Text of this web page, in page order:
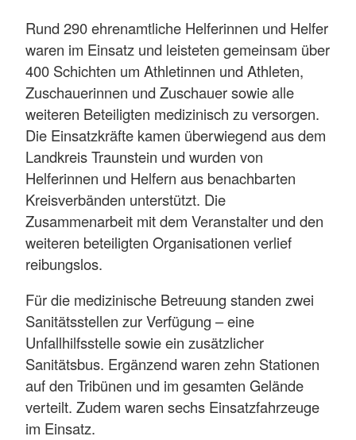
Rund 290 ehrenamtliche Helferinnen und Helfer
waren im Einsatz und leisteten gemeinsam über
400 Schichten um Athletinnen und Athleten,
Zuschauerinnen und Zuschauer sowie alle
weiteren Beteiligten medizinisch zu versorgen.
Die Einsatzkräfte kamen überwiegend aus dem
Landkreis Traunstein und wurden von
Helferinnen und Helfern aus benachbarten
Kreisverbänden unterstützt. Die
Zusammenarbeit mit dem Veranstalter und den
weiteren beteiligten Organisationen verlief
reibungslos.
Für die medizinische Betreuung standen zwei
Sanitätsstellen zur Verfügung – eine
Unfallhilfsstelle sowie ein zusätzlicher
Sanitätsbus. Ergänzend waren zehn Stationen
auf den Tribünen und im gesamten Gelände
verteilt. Zudem waren sechs Einsatzfahrzeuge
im Einsatz.